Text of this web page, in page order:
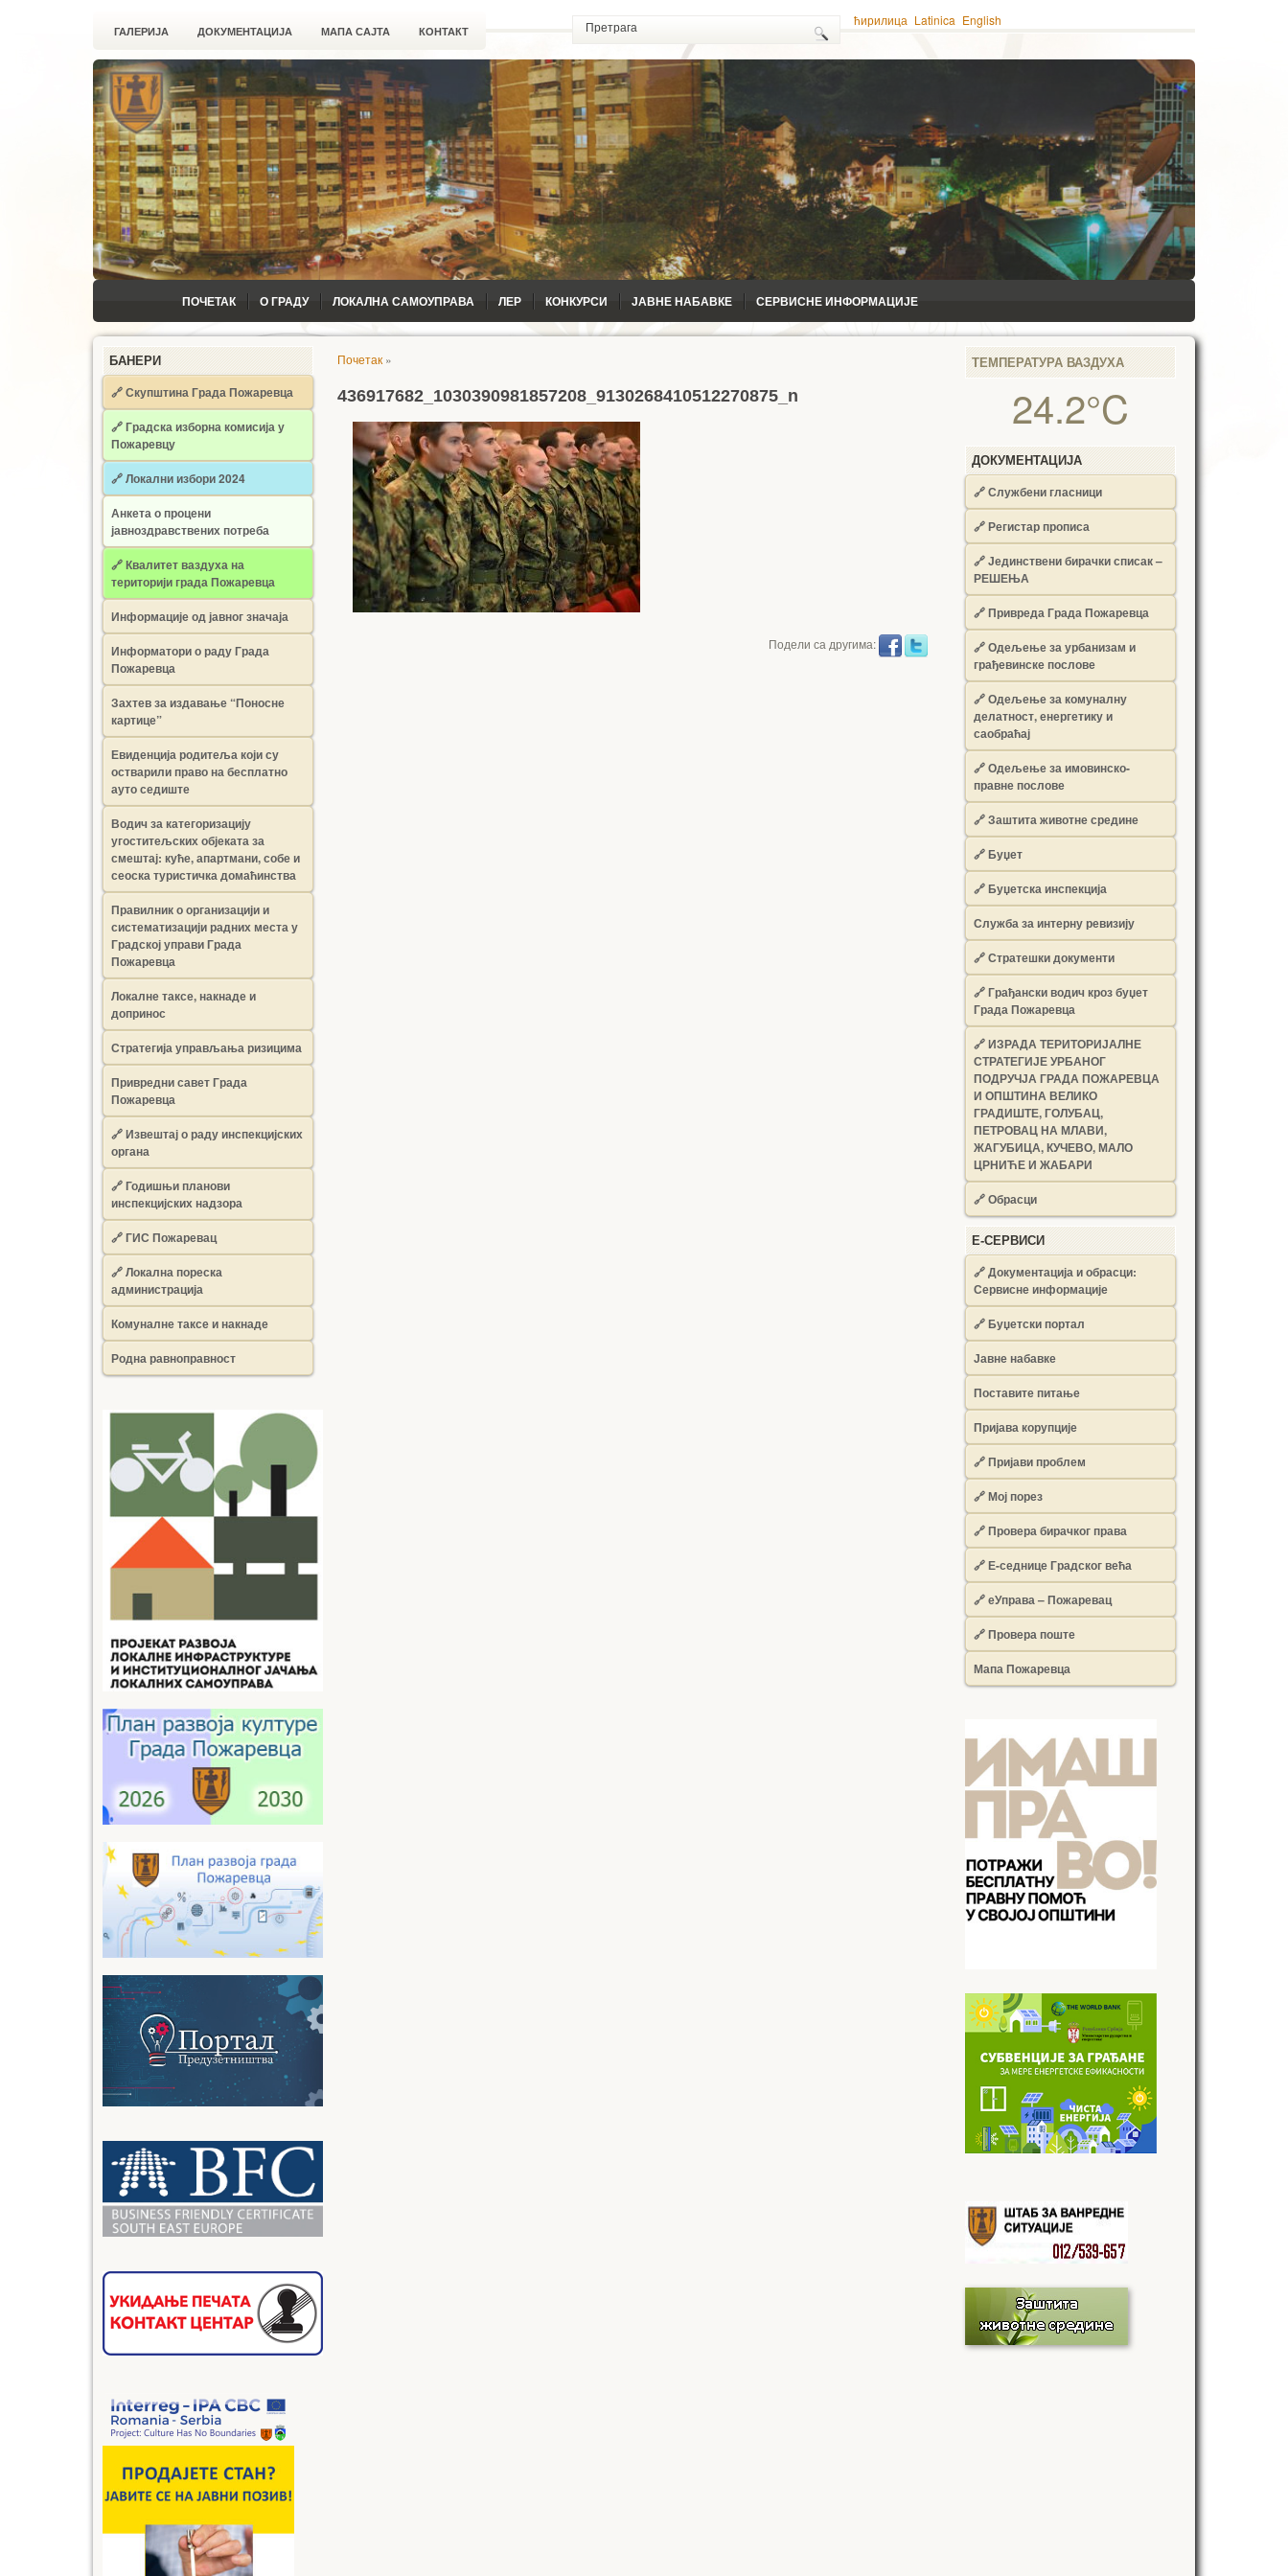
ГАЛЕРИЈА ДОКУМЕНТАЦИЈА МАПА САЈТА КОНТАКТ
ћирилица Latinica English
ПОЧЕТАК О ГРАДУ ЛОКАЛНА САМОУПРАВА ЛЕР КОНКУРСИ ЈАВНЕ НАБАВКЕ СЕРВИСНЕ ИНФОРМАЦИЈЕ
БАНЕРИ
🔗 Скупштина Града Пожаревца
🔗Градска изборна комисија у
Пожаревцу
🔗 Локални избори 2024
Анкета о процени
јавноздравствених потреба
🔗 Квалитет ваздуха на
територији града Пожаревца
Информације од јавног значаја
Информатори о раду Града
Пожаревца
Захтев за издавање “Поносне
картице”
Евиденција родитеља који су
остварили право на бесплатно
ауто седиште
Водич за категоризацију
угоститељских објеката за
смештај: куће, апартмани, собе и
сеоска туристичка домаћинства
Правилник о организацији и
систематизацији радних места у
Градској управи Града
Пожаревца
Локалне таксе, накнаде и
допринос
Стратегија управљања ризицима
Привредни савет Града
Пожаревца
🔗Извештај о раду инспекцијских
органа
🔗Годишњи планови
инспекцијских надзора
🔗 ГИС Пожаревац
🔗 Локална пореска
администрација
Комуналне таксе и накнаде
Родна равноправност
Почетак »
436917682_1030390981857208_9130268410512270875_n
Подели са другима:
ТЕМПЕРАТУРА ВАЗДУХА
24.2°C
ДОКУМЕНТАЦИЈА
🔗Службени гласници
🔗Регистар прописа
🔗Јединствени бирачки списак –
РЕШЕЊА
🔗Привреда Града Пожаревца
🔗Одељење за урбанизам и
грађевинске послове
🔗Одељење за комуналну
делатност, енергетику и
саобраћај
🔗Одељење за имовинско-
правне послове
🔗Заштита животне средине
🔗Буџет
🔗Буџетска инспекција
Служба за интерну ревизију
🔗Стратешки документи
🔗Грађански водич кроз буџет
Града Пожаревца
🔗ИЗРАДА ТЕРИТОРИЈАЛНЕ
СТРАТЕГИЈЕ УРБАНОГ
ПОДРУЧЈА ГРАДА ПОЖАРЕВЦА
И ОПШТИНА ВЕЛИКО
ГРАДИШТЕ, ГОЛУБАЦ,
ПЕТРОВАЦ НА МЛАВИ,
ЖАГУБИЦА, КУЧЕВО, МАЛО
ЦРНИЋЕ И ЖАБАРИ
🔗Обрасци
Е-СЕРВИСИ
🔗 Документација и обрасци:
Сервисне информације
🔗 Буџетски портал
Јавне набавке
Поставите питање
Пријава корупције
🔗 Пријави проблем
🔗 Мој порез
🔗 Провера бирачког права
🔗 Е-седнице Градског већа
🔗 еУправа – Пожаревац
🔗 Провера поште
Мапа Пожаревца